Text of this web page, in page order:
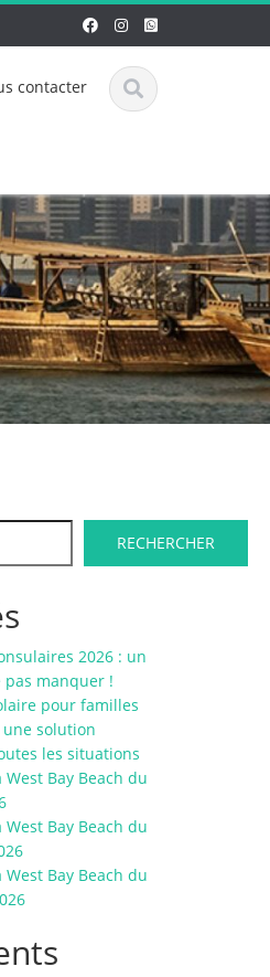
contacter
RECHERCHER
2026 : un
manquer !
pour familles
solution
les situations
Bay Beach du
Bay Beach du
Bay Beach du